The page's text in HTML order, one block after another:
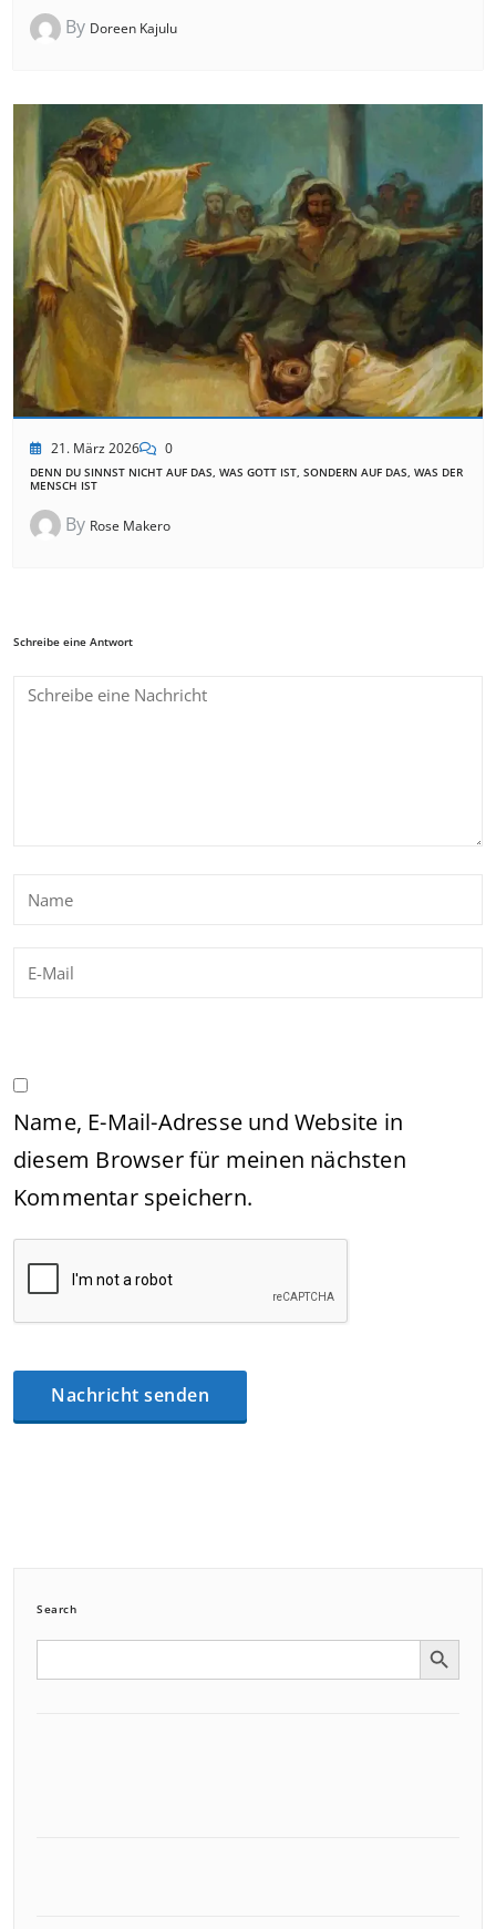
By Doreen Kajulu
21. März 2026 0
DENN DU SINNST NICHT AUF DAS, WAS GOTT IST, SONDERN AUF DAS, WAS DER
MENSCH IST
By Rose Makero
Schreibe eine Antwort
Name, E-Mail-Adresse und Website in
diesem Browser für meinen nächsten
Kommentar speichern.
Search
Search Search Button